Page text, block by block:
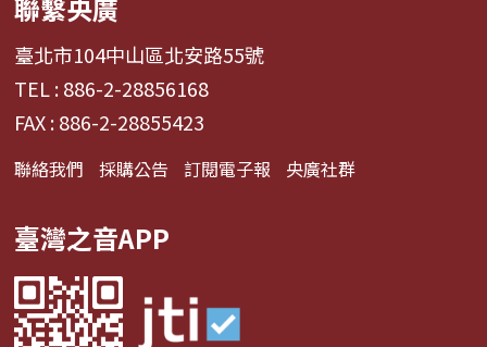
聯繫央廣
臺北市104中山區北安路55號
TEL : 886-2-28856168
FAX : 886-2-28855423
聯絡我們 採購公告 訂閱電子報 央廣社群
臺灣之音APP